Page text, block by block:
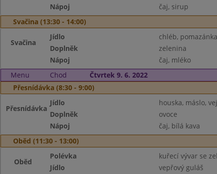
Nápoj
čaj, sirup
Svačina (13:30 - 14:00)
Svačina
Jídlo
chléb,
Doplněk
zelenina
Nápoj
čaj, mléko
Menu
Chod
Čtvrtek 9. 6. 2022
Přesnídávka (8:30 - 9:00)
Přesnídávka
Jídlo
houska, máslo,
Doplněk
ovoce
Nápoj
čaj, bílá kava
Oběd (11:30 - 13:00)
Oběd
Polévka
kuřecí vývar se
Jídlo
vepřový guláš